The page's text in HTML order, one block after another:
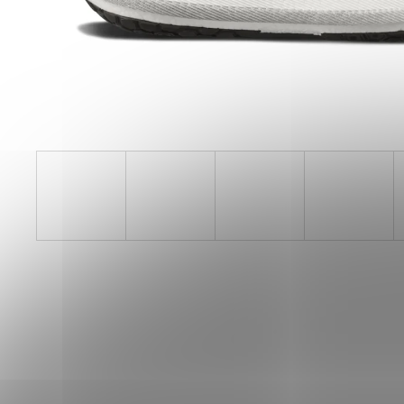
SAUCONY ENDORPHIN AZURA
VIZIRED/BLACK
3 999 Kč